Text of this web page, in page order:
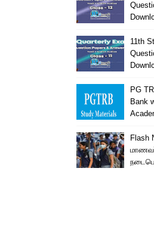
11th
PG
Bank
Flash